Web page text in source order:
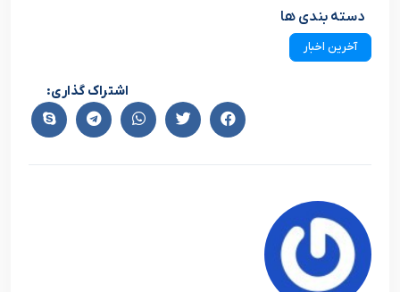
دسته بندی ها
آخرین اخبار
اشتراک گذاری: